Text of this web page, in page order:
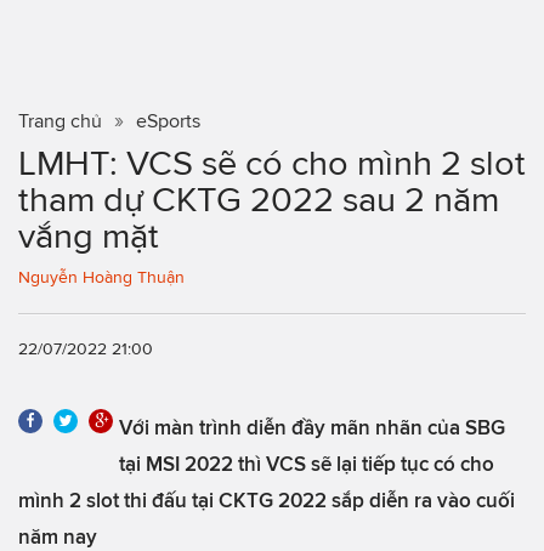
Trang chủ eSports
LMHT: VCS sẽ có cho mình 2 slot
tham dự CKTG 2022 sau 2 năm
vắng mặt
Nguyễn Hoàng Thuận
22/07/2022 21:00
Với màn trình diễn đầy mãn nhãn của SBG
tại MSI 2022 thì VCS sẽ lại tiếp tục có cho
mình 2 slot thi đấu tại CKTG 2022 sắp diễn ra vào cuối
năm nay